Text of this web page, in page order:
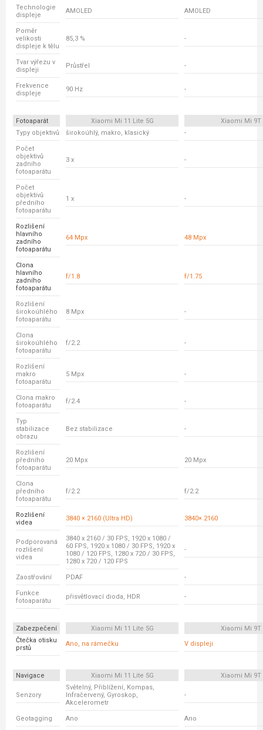
Technologie
displeje
AMOLED AMOLED
Poměr
velikosti
displeje k tělu
85,3 % -
Tvar výřezu v
displeji
Průstřel -
Frekvence
displeje
90 Hz -
Fotoaparát Xiaomi Mi 11 Lite 5G
Xiaomi Mi 9T
Typy objektivů
širokoúhlý, makro, klasický -
Počet
objektivů
zadního
fotoaparátu
3 x -
Počet
objektivů
předního
fotoaparátu
1 x -
Rozlišení
hlavního
zadního
fotoaparátu
64 Mpx 48 Mpx
Clona
hlavního
zadního
fotoaparátu
f/1.8 f/1.75
Rozlišení
širokoúhlého
fotoaparátu
8 Mpx -
Clona
širokoúhlého
fotoaparátu
f/2.2 -
Rozlišení
makro
fotoaparátu
5 Mpx -
Clona makro
fotoaparátu
f/2.4 -
Typ
stabilizace
obrazu
Bez stabilizace -
Rozlišení
předního
fotoaparátu
20 Mpx 20 Mpx
Clona
předního
fotoaparátu
f/2.2 f/2.2
Rozlišení
videa
3840 × 2160 (Ultra HD) 3840× 2160
Podporovaná
rozlišení
videa
3840 x 2160 / 30 FPS, 1920 x 1080 /
60 FPS, 1920 x 1080 / 30 FPS, 1920 x
1080 / 120 FPS, 1280 x 720 / 30 FPS,
1280 x 720 / 120 FPS
-
Zaostřování PDAF -
Funkce
fotoaparátu
přisvětlovací dioda, HDR -
Zabezpečení Xiaomi Mi 11 Lite 5G
Xiaomi Mi 9T
Čtečka otisku
prstů
Ano, na rámečku V displeji
Navigace Xiaomi Mi 11 Lite 5G Xiaomi Mi 9T
Senzory
Světelný, Přiblížení, Kompas,
Infračervený, Gyroskop,
Akcelerometr
-
Geotagging Ano Ano